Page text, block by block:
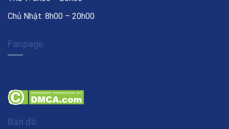
Chủ Nhật: 8h00 – 20h00
Fanpage
Bản đồ